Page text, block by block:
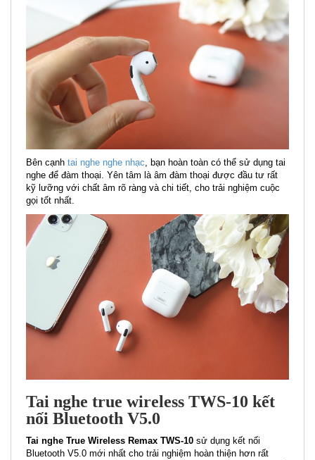
Bên cạnh tai nghe nghe nhạc, bạn hoàn toàn có thể sử dụng tai
nghe để đàm thoại. Yên tâm là âm đàm thoại được đầu tư rất
kỹ lưỡng với chất âm rõ ràng và chi tiết, cho trải nghiệm cuộc
gọi tốt nhất.
Tai nghe true wireless TWS-10 kết
nối Bluetooth V5.0
Tai nghe True Wireless Remax TWS-10 sử dụng kết nối
Bluetooth V5.0 mới nhất cho trải nghiệm hoàn thiện hơn rất